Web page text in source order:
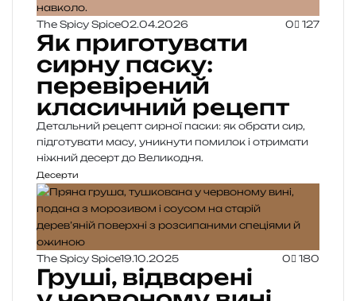
The Spicy Spice02.04.2026 0 127
Як приготувати
сирну паску:
перевірений
класичний рецепт
Детальний рецепт сирної паски: як обрати сир,
підготувати масу, уникнути помилок і отримати
ніжний десерт до Великодня.
Десерти
The Spicy Spice19.10.2025 0 180
Груші, відварені